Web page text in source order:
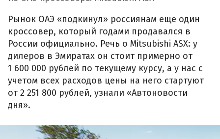
Рынок ОАЭ «подкинул» россиянам еще один
кроссовер, который годами продавался в
России официально. Речь о Mitsubishi ASX: у
дилеров в Эмиратах он стоит примерно от
1 600 000 рублей по текущему курсу, а у нас с
учетом всех расходов цены на него стартуют
от 2 251 800 рублей, узнали «Автоновости
дня».